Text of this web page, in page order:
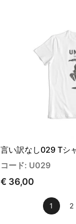
言い訳なし029 Tシ
コード: U029
€ 36,00
1 2